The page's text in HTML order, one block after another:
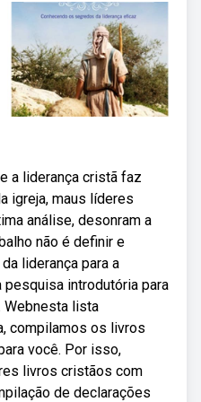
a liderança cristã faz
igreja, maus líderes
análise, desonram a
não é definir e
liderança para a
introdutória para
Webnesta lista
compilamos os livros
você. Por isso,
livros cristãos com
de declarações